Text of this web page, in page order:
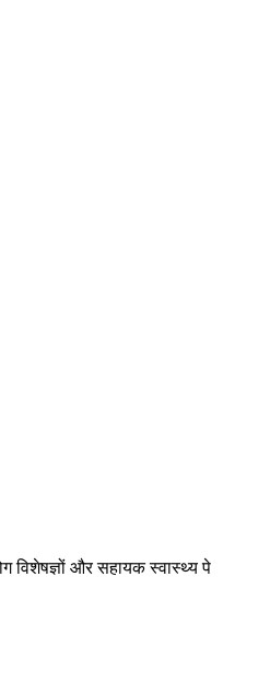
विशेषज्ञों और सहायक स्वास्थ्य पे